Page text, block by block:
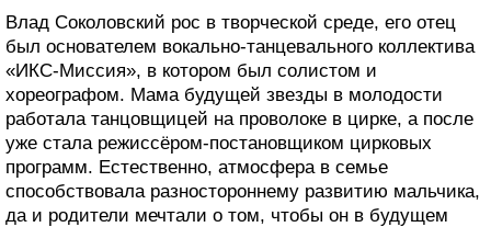
Влад Соколовский рос в творческой среде, его отец
был основателем вокально-танцевального коллектива
«ИКС-Миссия», в котором был солистом и
хореографом. Мама будущей звезды в молодости
работала танцовщицей на проволоке в цирке, а после
уже стала режиссёром-постановщиком цирковых
программ. Естественно, атмосфера в семье
способствовала разностороннему развитию мальчика,
да и родители мечтали о том, чтобы он в будущем